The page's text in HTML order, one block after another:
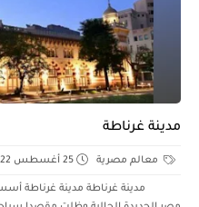
مدينة غرناطة
معالم مصرية 25 أغسطس 2022